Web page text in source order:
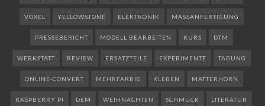
VOXEL YELLOWSTONE ELEKTRONIK MASSANFERTIGUNG
PRESSEBERICHT MODELL BEARBEITEN KURS DTM
WERKSTATT REVIEW ERSATZTEILE EXPERIMENTE TAGUNG
ONLINE-CONVERT MEHRFARBIG KLEBEN MATTERHORN
RASPBERRY PI DEM WEIHNACHTEN SCHMUCK LITERATUR